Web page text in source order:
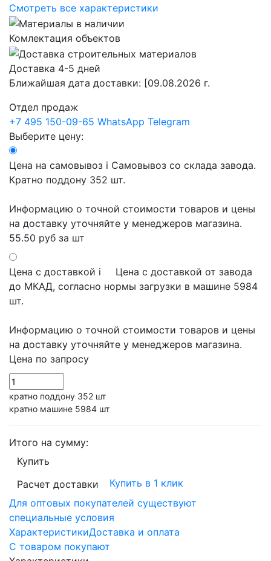
Смотреть все характеристики
Комлектация объектов
Доставка 4-5 дней
Ближайшая дата доставки: [09.08.2026 г.
Отдел продаж
+7 495 150-09-65 WhatsApp Telegram
Выберите цену:
Цена на самовывоз i Самовывоз со склада завода.
Кратно поддону 352 шт.
Информацию о точной стоимости товаров и цены
на доставку уточняйте у менеджеров магазина.
55.50 руб за шт
Цена с доставкой i
Цена с доставкой от завода
до МКАД, согласно нормы загрузки в машине 5984
шт.
Информацию о точной стоимости товаров и цены
на доставку уточняйте у менеджеров магазина.
Цена по запросу
кратно поддону 352 шт
кратно машине 5984 шт
Итого на сумму:
Купить
Расчет доставки
Купить в 1 клик
Для оптовых покупателей существуют
специальные условия
ХарактеристикиДоставка и оплата
С товаром покупают